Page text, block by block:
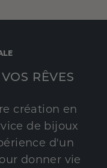
RÊVES
création en
de bijoux
d'un
donner vie